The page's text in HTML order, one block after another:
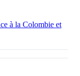
à la Colombie et